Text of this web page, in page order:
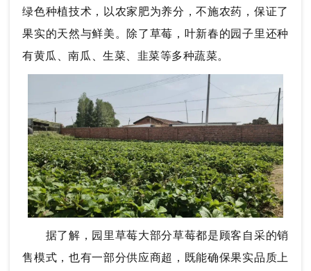
绿色种植技术，以农家肥为养分，不施农药，保证了
果实的天然与鲜美。除了草莓，叶新春的园子里还种
有黄瓜、南瓜、生菜、韭菜等多种蔬菜。
据了解，园里草莓大部分草莓都是顾客自采的销
售模式，也有一部分供应商超，既能确保果实品质上